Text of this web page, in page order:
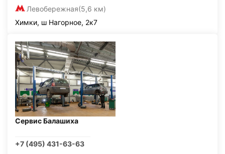
Левобережная(5,6 км)
Химки, ш Нагорное, 2к7
Сервис Балашиха
+7 (495) 431-63-63